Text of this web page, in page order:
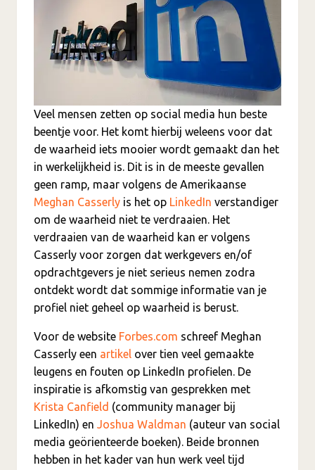
Veel mensen zetten op social media hun beste
beentje voor. Het komt hierbij weleens voor dat
de waarheid iets mooier wordt gemaakt dan het
in werkelijkheid is. Dit is in de meeste gevallen
geen ramp, maar volgens de Amerikaanse
Meghan Casserly is het op LinkedIn verstandiger
om de waarheid niet te verdraaien. Het
verdraaien van de waarheid kan er volgens
Casserly voor zorgen dat werkgevers en/of
opdrachtgevers je niet serieus nemen zodra
ontdekt wordt dat sommige informatie van je
profiel niet geheel op waarheid is berust.
Voor de website Forbes.com schreef Meghan
Casserly een artikel over tien veel gemaakte
leugens en fouten op LinkedIn profielen. De
inspiratie is afkomstig van gesprekken met
Krista Canfield (community manager bij
LinkedIn) en Joshua Waldman (auteur van social
media geörienteerde boeken). Beide bronnen
hebben in het kader van hun werk veel tijd